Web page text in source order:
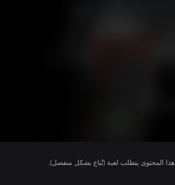
هذا المحتوى يتطلب لعبة (تُباع بشكل منفصل).